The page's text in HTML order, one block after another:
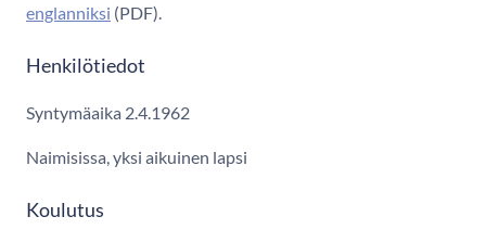
englanniksi (PDF).
Henkilötiedot
Syntymäaika 2.4.1962
Naimisissa, yksi aikuinen lapsi
Koulutus